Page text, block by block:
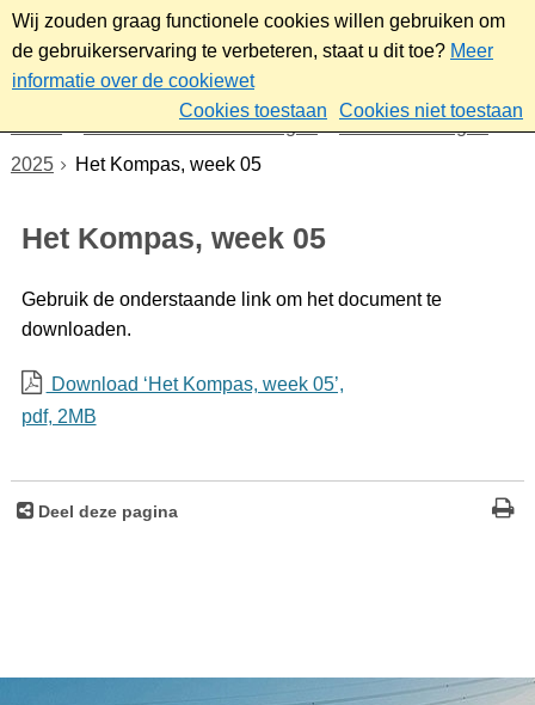
Wij zouden graag functionele cookies willen gebruiken om
de gebruikerservaring te verbeteren, staat u dit toe? Meer
informatie over de cookiewet
Cookies toestaan
Cookies niet toestaan
Nieuws & bekendmakingen
Bekendmakingen
2025
Het Kompas, week 05
Het Kompas, week 05
Gebruik de onderstaande link om het document te
downloaden.
Download ‘Het Kompas, week 05’,
pdf, 2MB
Deel deze pagina